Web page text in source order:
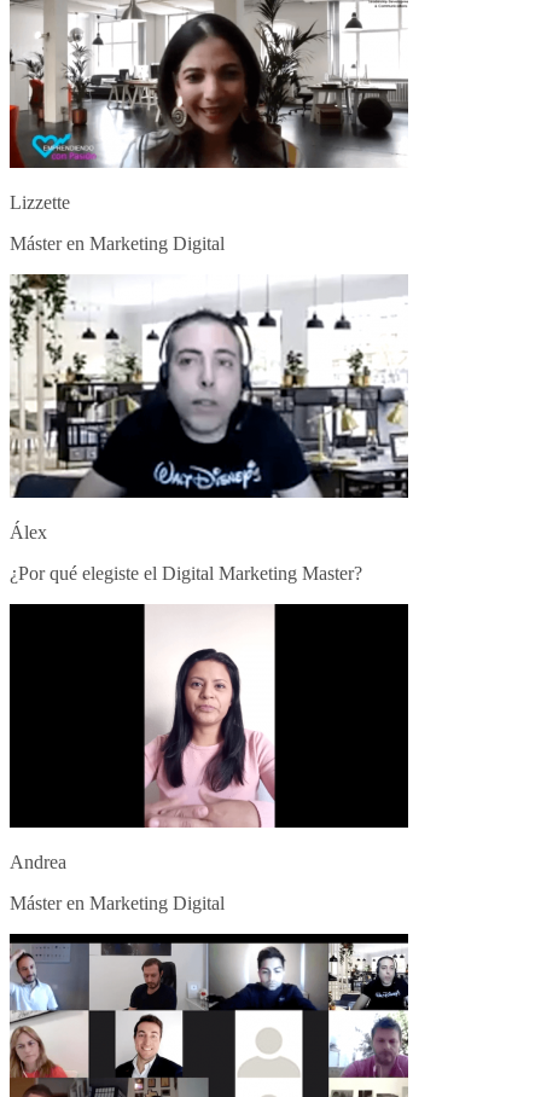
Lizzette
Máster en Marketing Digital
Álex
¿Por qué elegiste el Digital Marketing Master?
Andrea
Máster en Marketing Digital